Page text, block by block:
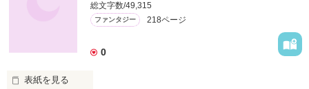
(そんなデカい話なのかっ!?しかも主役の隊長がなかなか出てこ
今こそ、あの男の出番！
のはずだったのだが、何故だか別キャラクターが主役？
総文字数/49,315
ファンタジー 218ページ
0
表紙を見る